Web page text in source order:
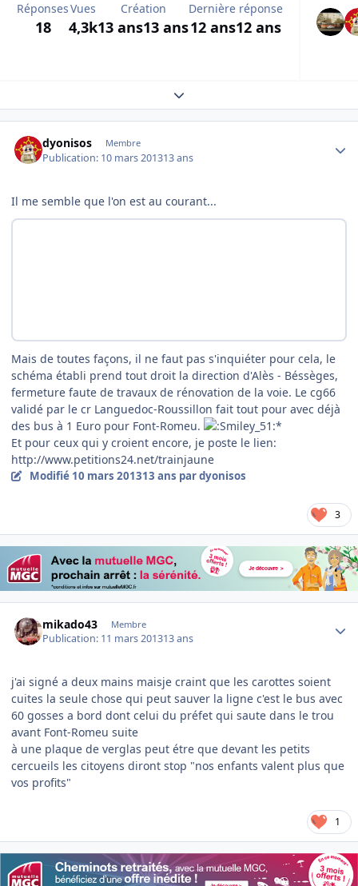
Réponses
18
Vues
4,3k
Création
13 ans13 ans
Dernière réponse
12 ans12 ans
Expand topic overview
dyonisos Membre
Publication: 10 mars 201313 ans
Il me semble que l'on est au courant...
Mais de toutes façons, il ne faut pas s'inquiéter pour cela, le
schéma établi prend tout droit la direction d'Alès - Béssèges,
fermeture faute de travaux de rénovation de la voie. Le cg66
validé par le cr Languedoc-Roussillon fait tout pour avec déjà
des bus à 1 Euro pour Font-Romeu.
*
Et pour ceux qui y croient encore, je poste le lien:
http://www.petitions24.net/trainjaune
Modifié 10 mars 201313 ans par dyonisos
3
mikado43 Membre
Publication: 11 mars 201313 ans
j'ai signé a deux mains maisje craint que les carottes soient
cuites la seule chose qui peut sauver la ligne c'est le bus avec
60 gosses a bord dont celui du préfet qui saute dans le trou
avant Font-Romeu suite
à une plaque de verglas peut étre que devant les petits
cercueils les citoyens diront stop "nos enfants valent plus que
vos profits"
1